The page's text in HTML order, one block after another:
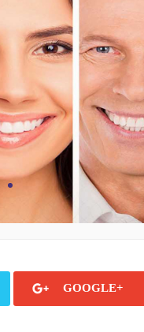
GOOGLE+